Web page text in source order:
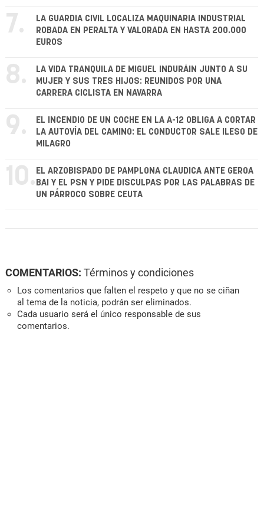
7.
LA GUARDIA CIVIL LOCALIZA MAQUINARIA INDUSTRIAL
ROBADA EN PERALTA Y VALORADA EN HASTA 200.000
EUROS
8.
LA VIDA TRANQUILA DE MIGUEL INDURÁIN JUNTO A SU
MUJER Y SUS TRES HIJOS: REUNIDOS POR UNA
CARRERA CICLISTA EN NAVARRA
9.
EL INCENDIO DE UN COCHE EN LA A-12 OBLIGA A CORTAR
LA AUTOVÍA DEL CAMINO: EL CONDUCTOR SALE ILESO DE
MILAGRO
10. EL ARZOBISPADO DE PAMPLONA CLAUDICA ANTE GEROA
BAI Y EL PSN Y PIDE DISCULPAS POR LAS PALABRAS DE
UN PÁRROCO SOBRE CEUTA
COMENTARIOS: Términos y condiciones
Los comentarios que falten el respeto y que no se ciñan
al tema de la noticia, podrán ser eliminados.
Cada usuario será el único responsable de sus
comentarios.